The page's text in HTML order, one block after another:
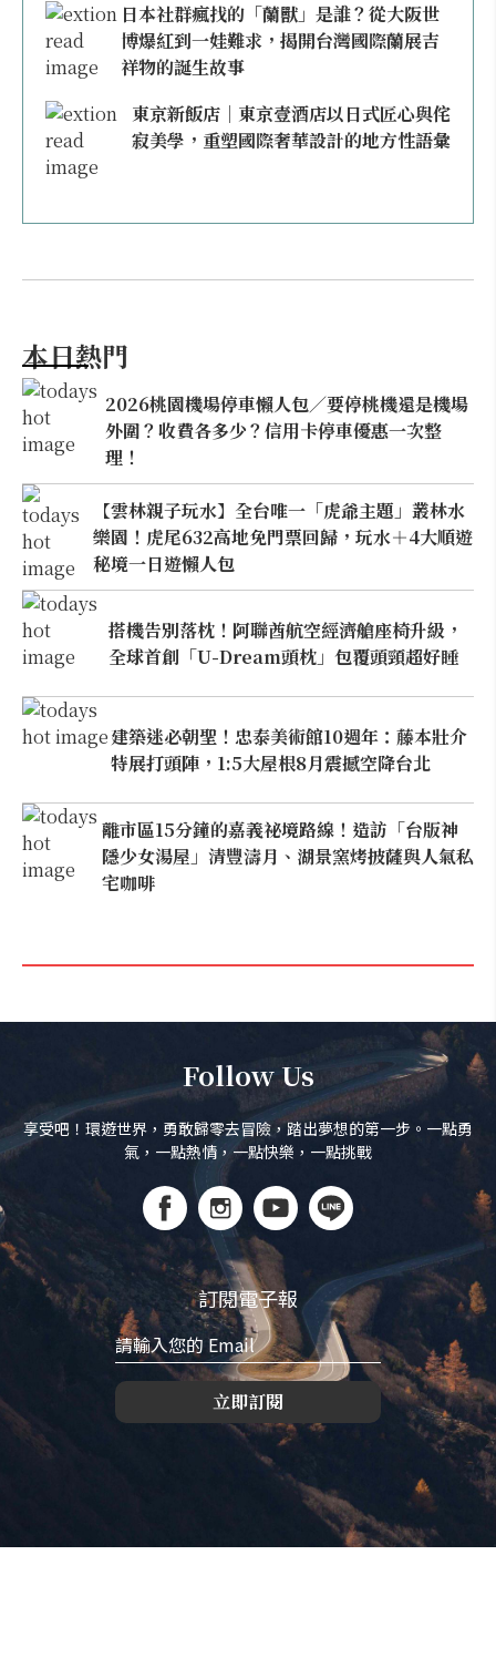
日本社群瘋找的「蘭獸」是誰？從大阪世
博爆紅到一娃難求，揭開台灣國際蘭展吉
祥物的誕生故事
東京新飯店｜東京壹酒店以日式匠心與侘
寂美學，重塑國際奢華設計的地方性語彙
本日熱門
2026桃園機場停車懶人包／要停桃機還是機場
外圍？收費各多少？信用卡停車優惠一次整
理！
【雲林親子玩水】全台唯一「虎爺主題」叢林水
樂園！虎尾632高地免門票回歸，玩水＋4大順遊
秘境一日遊懶人包
搭機告別落枕！阿聯酋航空經濟艙座椅升級，
全球首創「U-Dream頭枕」包覆頭頸超好睡
建築迷必朝聖！忠泰美術館10週年：藤本壯介
特展打頭陣，1:5大屋根8月震撼空降台北
離市區15分鐘的嘉義祕境路線！造訪「台版神
隱少女湯屋」清豐濤月、湖景窯烤披薩與人氣私
宅咖啡
Follow Us
享受吧！環遊世界，勇敢歸零去冒險，踏出夢想的第一步。一點勇
氣，一點熱情，一點快樂，一點挑戰
訂閱電子報
立即訂閱